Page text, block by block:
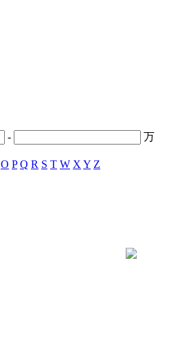
- 万
O P Q R S T W X Y Z